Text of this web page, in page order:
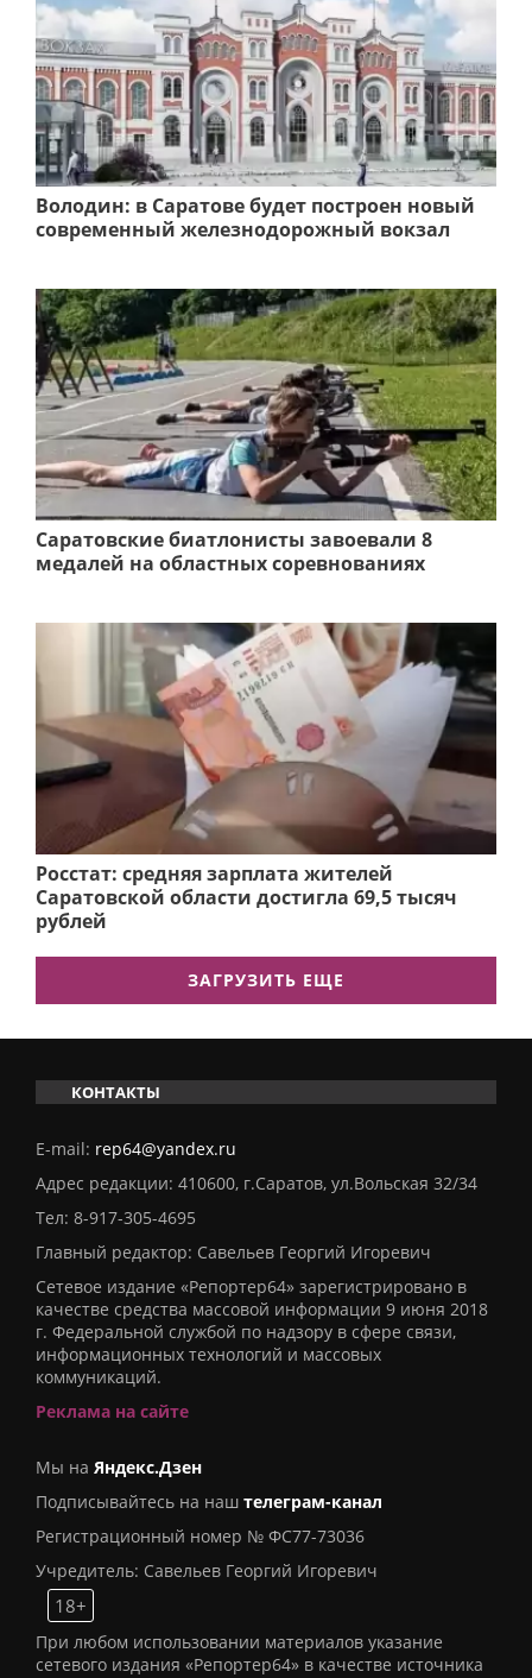
Володин: в Саратове будет построен новый
современный железнодорожный вокзал
Саратовские биатлонисты завоевали 8
медалей на областных соревнованиях
Росстат: средняя зарплата жителей
Саратовской области достигла 69,5 тысяч
рублей
ЗАГРУЗИТЬ ЕЩЕ
КОНТАКТЫ
E-mail: rep64@yandex.ru
Адрес редакции: 410600, г.Саратов, ул.Вольская 32/34
Тел: 8-917-305-4695
Главный редактор: Савельев Георгий Игоревич
Сетевое издание «Репортер64» зарегистрировано в
качестве средства массовой информации 9 июня 2018
г. Федеральной службой по надзору в сфере связи,
информационных технологий и массовых
коммуникаций.
Реклама на сайте
Мы на Яндекс.Дзен
Подписывайтесь на наш телеграм-канал
Регистрационный номер № ФС77-73036
Учредитель: Савельев Георгий Игоревич
18+
При любом использовании материалов указание
сетевого издания «Репортер64» в качестве источника